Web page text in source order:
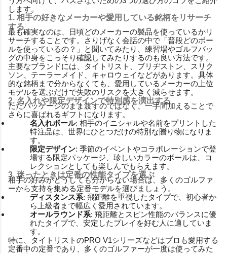
します。
1. 相手の好きなメーカーや愛用している銘柄をリサーチ
する
最も確実なのは、日頃どのメーカーの製品を使っているかリ
サーチすることです。さりげなく会話の中で「普段どのボー
ルを使っているの？」と聞いてみたり、練習場やゴルフバッ
グの中身をこっそり確認してみたりするのも良い方法です。
主要なブランドには、タイトリスト、ブリヂストン、スリク
ソン、テーラーメイド、キャロウェイなどがあります。具体
的な銘柄まで分からなくても、愛用しているメーカーの上位
モデルを選ぶだけで失敗のリスクを大きく減らせます。
2. 名入れや限定デザインで特別感を演出する
ただパッケージのまま渡すのではなく、一手間加えることで
さらに喜ばれるギフトになります。
名入れボール: 相手のイニシャルや名前をプリントした
特注品は、世界にひとつだけの特別な贈り物になりま
す。
限定デザイン: 季節のイベントやコラボレーションで登
場する限定パッケージ、珍しいカラーのボールは、コ
レクションとしても楽しんでもらえます。
3. 迷ったときは定番の性能タイプを選ぶ
相手の好みがどうしても分からない場合は、多くのゴルファ
ーから支持を集める定番モデルを選びましょう。
ディスタンス系: 飛距離を重視したタイプで、初心者か
ら上級者まで幅広く愛用されています。
オールラウンド系: 飛距離とスピン性能のバランスに優
れたタイプで、安定したプレイを好む人に適していま
す。
特に、タイトリストのPRO V1シリーズなどはプロも愛用する
定番中の定番であり、多くのゴルファーが一度は使ってみた